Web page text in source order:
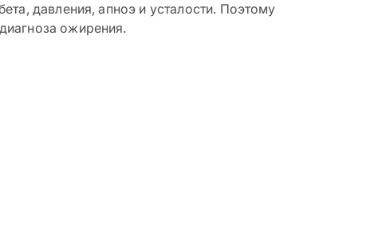
давления, апноэ и усталости. Поэтому
ожирения.